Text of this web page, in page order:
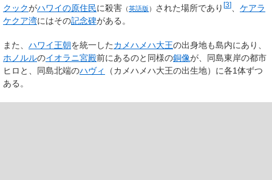
クックがハワイの原住民に殺害 （英語版 ） された場所であり [3]
ケアラ
ケクア湾にはその記念碑がある。
また、 ハワイ王朝を統一したカメハメハ大王の出身地も島内にあり、
ホノルルのイオラニ宮殿前にあるのと同様の銅像が、同島東岸の都市
ヒロと、同島北端のハヴィ
（カメハメハ大王の出生地）に各1体ずつ
ある。